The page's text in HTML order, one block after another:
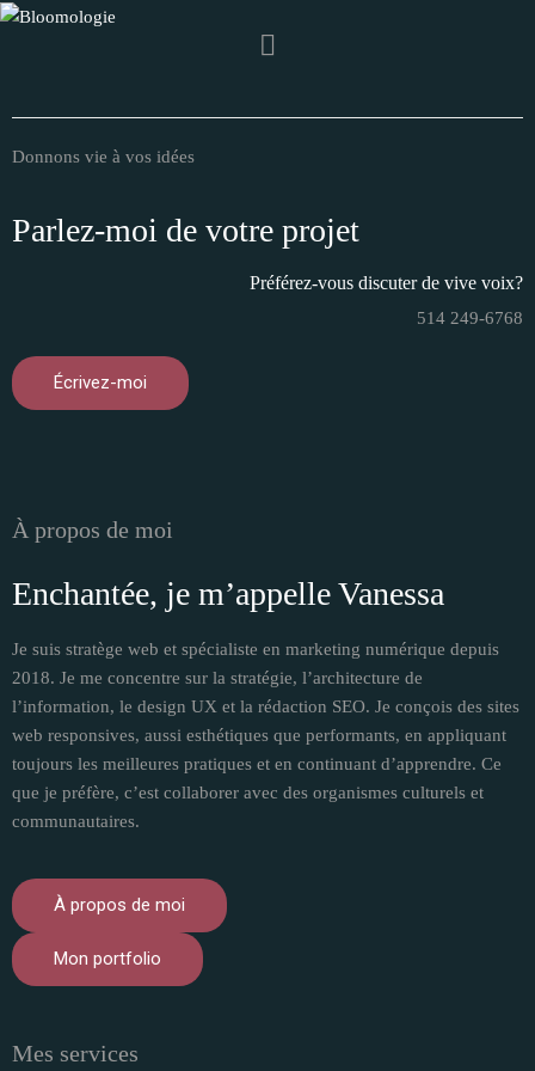
Donnons vie à vos idées
Parlez-moi de votre projet
Préférez-vous discuter de vive voix?
514 249-6768
Écrivez-moi
À propos de moi
Enchantée, je m’appelle Vanessa​
Je suis stratège web et spécialiste en marketing numérique depuis
2018. Je me concentre sur la stratégie, l’architecture de
l’information, le design UX et la rédaction SEO. Je conçois des sites
web responsives, aussi esthétiques que performants, en appliquant
toujours les meilleures pratiques et en continuant d’apprendre. Ce
que je préfère, c’est collaborer avec des organismes culturels et
communautaires.
À propos de moi
Mon portfolio
Mes services